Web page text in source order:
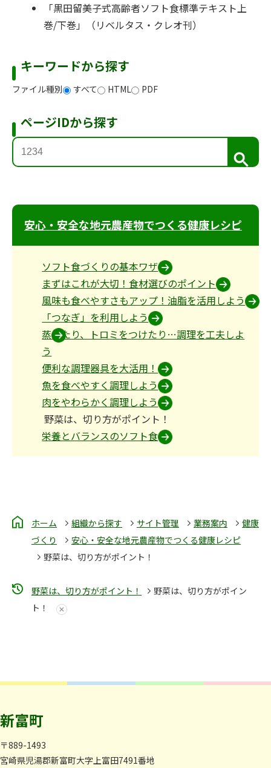
「黒田留美子式高齢者ソフト食標準テキスト上
巻/下巻」（リベルタス・クレオ刊）
キーワードから探す
ファイル種別 すべて HTML PDF
ページIDから探す
検
索
安心・安全な地元農産物でつくる健康レシピ
ソフト食づくりの基本ワザ
まずはこれが大切！食材選びのポイント
風味も食べやすさもアップ！油脂を活用しよう
「つなぎ」を利用しよう
蒸したり、トロミをつけたり…調理を工夫しよ
う
便利な調理器具を大活用！
魚を食べやすく調理しよう
肉をやわらかく調理しよう
野菜は、切り方がポイント！
栄養とバランスのソフト食
ホーム 組織から探す サイト管理 業務案内
健康
づくり
安心・安全な地元農産物でつくる健康レシピ
野菜は、切り方がポイント！
野菜は、切り方がポイント！
野菜は、切り方がポイン
ト！
新富町
〒889-1493
宮崎県児湯郡新富町大字上富田7491番地